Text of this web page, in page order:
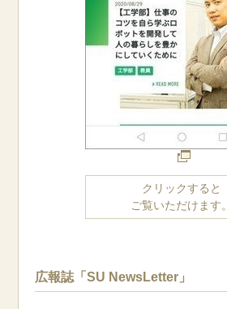
クリックすると
ご覧いただけます。
広報誌「SU NewsLetter」